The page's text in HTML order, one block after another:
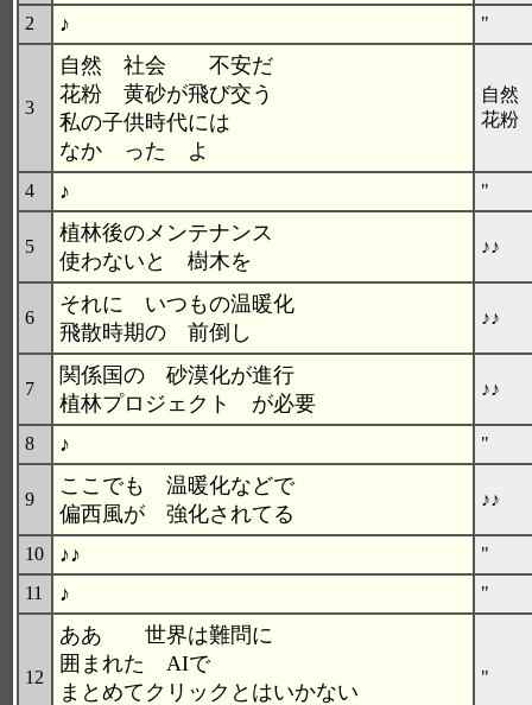
2
♪ "
3
自然 社会 不安だ
花粉 黄砂が飛び交う
私の子供時代には
なか った よ
自
花粉
4 ♪ "
5
植林後のメンテナンス
使わないと 樹木を
6
それに いつもの温暖化
飛散時期の 前倒し
♪♪
7
関係国の 砂漠化が進行
植林プロジェクト が必要
♪♪
8 ♪ "
9
ここでも 温暖化などで
偏西風が 強化されてる
♪♪
10 ♪♪
"
11
♪ "
12
ああ 世界は難問に
囲まれた AIで
まとめてクリックとはいかない
"